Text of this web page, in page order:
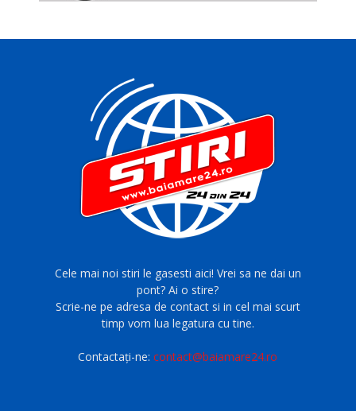
Cele mai noi stiri le gasesti aici! Vrei sa ne dai un
pont? Ai o stire?
Scrie-ne pe adresa de contact si in cel mai scurt
timp vom lua legatura cu tine.
Contactați-ne:contact@baiamare24.ro